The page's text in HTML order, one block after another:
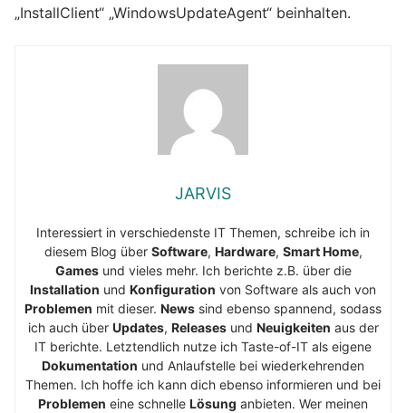
„InstallClient“ „WindowsUpdateAgent“ beinhalten.
JARVIS
Interessiert in verschiedenste IT Themen, schreibe ich in
diesem Blog über Software, Hardware, Smart Home,
Gamesund vieles mehr. Ich berichte z.B. über die
Installation und Konfiguration von Software als auch von
Problemen mit dieser. News sind ebenso spannend, sodass
ich auch über Updates, Releasesund Neuigkeiten aus der
IT berichte. Letztendlich nutze ich Taste-of-IT als eigene
Dokumentation und Anlaufstelle bei wiederkehrenden
Themen. Ich hoffe ich kann dich ebenso informieren und bei
Problemen eine schnelle Lösung anbieten. Wer meinen